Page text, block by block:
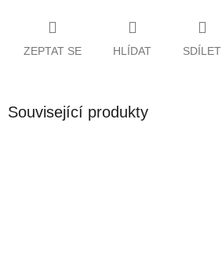
ZEPTAT SE HLÍDAT SDÍLET
Související produkty